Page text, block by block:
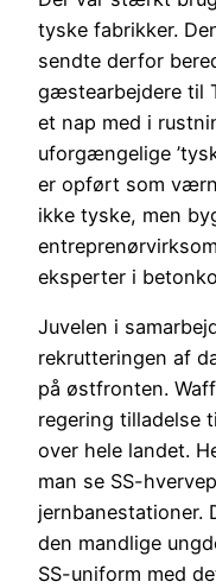
tyske fabrikker.
sendte derfor
gæstearbejdere til
et nap med i
uforgængelige
er opført som
ikke tyske, men
eksperter i
Juvelen i
rekrutteringen af
på østfronten.
regering tilladelse
over hele landet.
man se SS-
jernbanestationer.
den mandlige
SS-uniform med